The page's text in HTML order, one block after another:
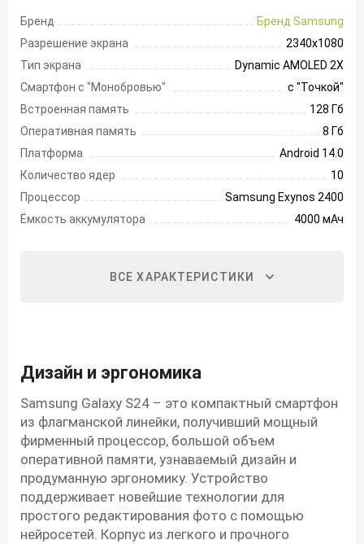
Бренд
Бренд Samsung
Разрешение экрана
2340х1080
Тип экрана
Dynamic AMOLED 2X
Смартфон с "Монобровью"
с "Точкой"
Встроенная память
128 Гб
Оперативная память
8 Гб
Платформа
Android 14.0
Количество ядер
10
Процессор
Samsung Exynos 2400
Ёмкость аккумулятора
4000 мАч
ВСЕ ХАРАКТЕРИСТИКИ
Дизайн и эргономика
Samsung Galaxy S24 – это компактный смартфон
из флагманской линейки, получивший мощный
фирменный процессор, большой объем
оперативной памяти, узнаваемый дизайн и
продуманную эргономику. Устройство
поддерживает новейшие технологии для
простого редактирования фото с помощью
нейросетей. Корпус из легкого и прочного